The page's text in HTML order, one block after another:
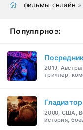
фильмы онлайн
Популярное:
Посредник
2019,
триллер,
Гладиатор
2000, США,
история,